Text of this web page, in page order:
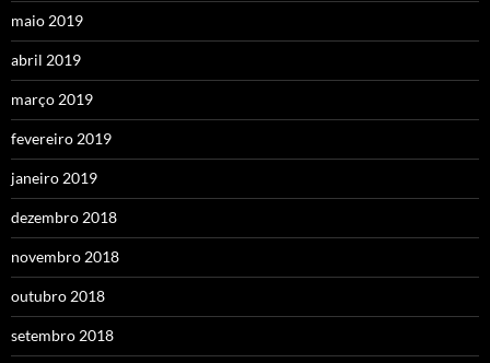
maio 2019
abril 2019
março 2019
fevereiro 2019
janeiro 2019
dezembro 2018
novembro 2018
outubro 2018
setembro 2018